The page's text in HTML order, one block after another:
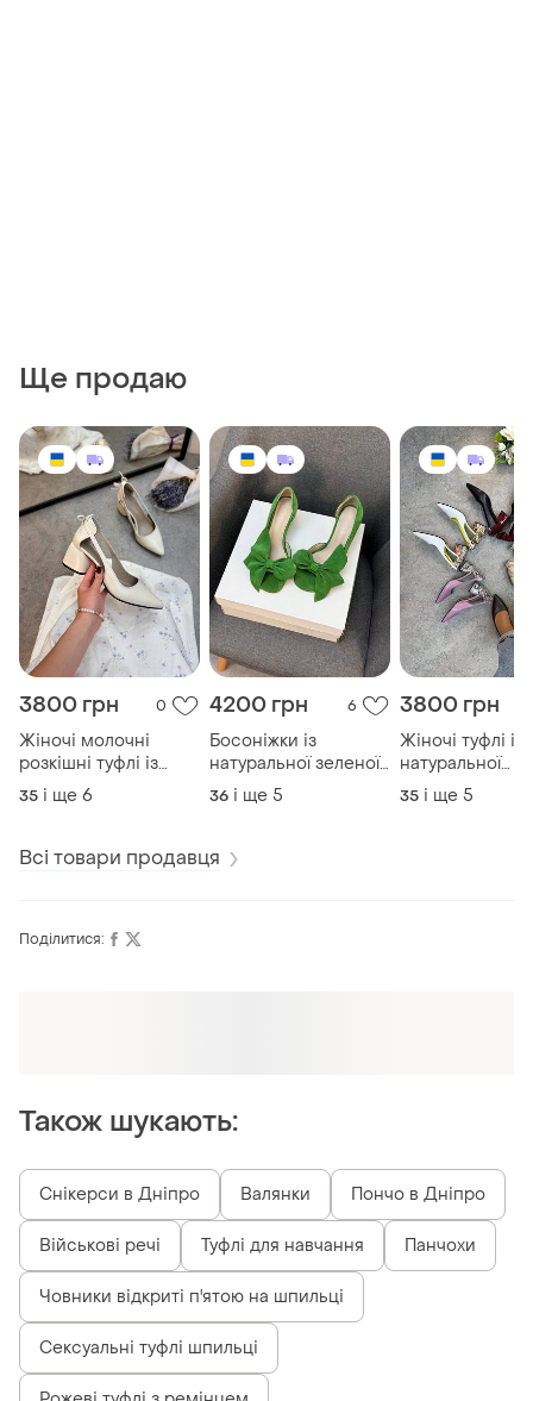
Ще продаю
3800 грн 0
Жіночі молочні
розкішні туфлі із
натуральної шкіри
jolie
35 і ще 6
4200 грн 6
Босоніжки із
натуральної зеленої
замші на шпильці з
бантом ексклюзив
36 і ще 5
3800 грн
Жіночі туфлі із
натуральної
ексклюзивної
jolie
35 і ще 5
Всі товари продавця
Поділитися:
Також шукають: